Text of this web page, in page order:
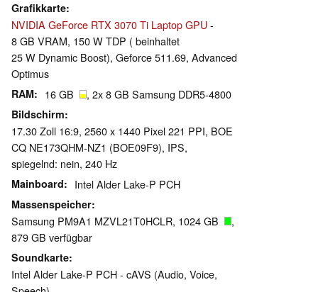
Grafikkarte
NVIDIA GeForce RTX 3070 Ti Laptop GPU-
8 GB VRAM, 150 W TDP ( beinhaltet
25 W Dynamic Boost), Geforce 511.69, Advanced
Optimus
RAM 16 GB , 2x 8 GB Samsung DDR5-4800
Bildschirm
17.30 Zoll 16:9, 2560 x 1440 Pixel 221 PPI, BOE
CQ NE173QHM-NZ1 (BOE09F9), IPS,
spiegelnd: nein, 240 Hz
Mainboard Intel Alder Lake-P PCH
Massenspeicher
Samsung PM9A1 MZVL21T0HCLR, 1024 GB
,
879 GB verfügbar
Soundkarte
Intel Alder Lake-P PCH - cAVS (Audio, Voice,